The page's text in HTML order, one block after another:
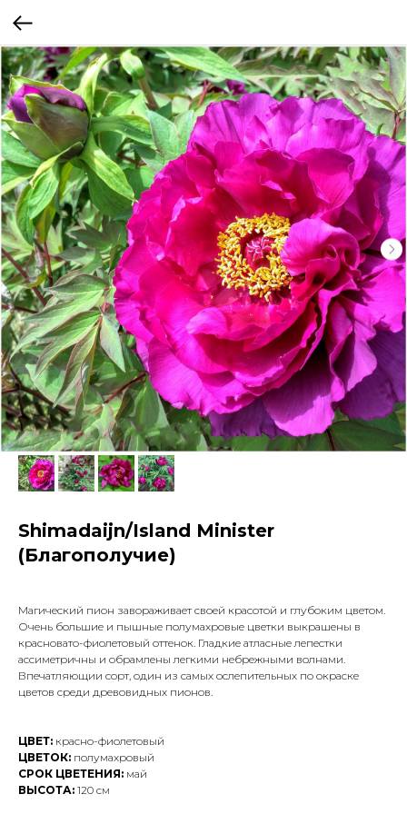
Shimadaijn/Island Minister
(Благополучие)
Магический пион завораживает своей красотой и глубоким цветом.
Очень большие и пышные полумахровые цветки выкрашены в
красновато-фиолетовый оттенок. Гладкие атласные лепестки
ассиметричны и обрамлены легкими небрежными волнами.
Впечатляющии сорт, один из самых ослепительных по окраске
цветов среди древовидных пионов.
ЦВЕТ: красно-фиолетовый
ЦВЕТОК: полумахровый
СРОК ЦВЕТЕНИЯ: май
ВЫСОТА: 120 см